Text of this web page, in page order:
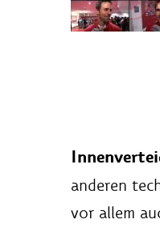
anderen
vor allem